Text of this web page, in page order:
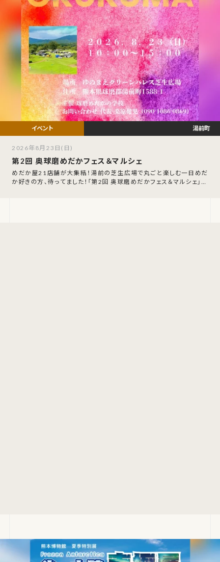
第2回 奥球磨めだかフェス＆マルシェ
めだか屋21店舗が大集結！湯前の芝生広場で丸ごと楽しむ一日めだ
か好きの方、待ってました！「第2回 奥球磨めだかフェス＆マルシェ」が
湯前町
2026年8月23日(日)